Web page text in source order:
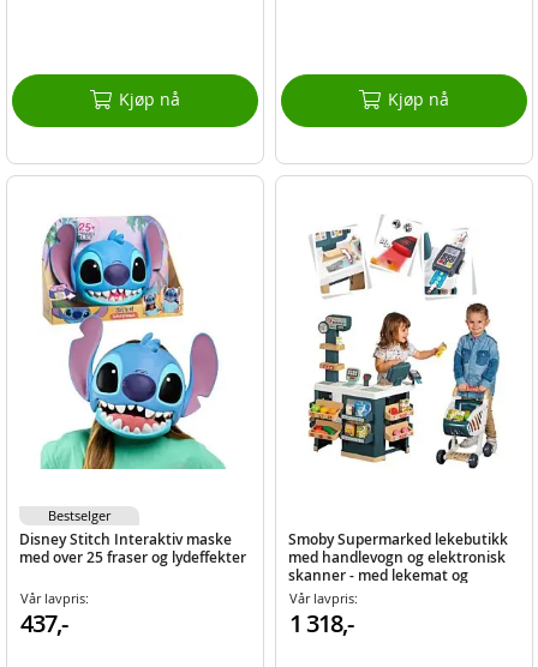
Kjøp nå Kjøp nå
Disney Stitch Interaktiv maske
med over 25 fraser og lydeffekter
Vår lavpris:
437,-
Bestselger
Smoby Supermarked lekebutikk
med handlevogn og elektronisk
skanner - med lekemat og
lekepenger
Vår lavpris:
1 318,-